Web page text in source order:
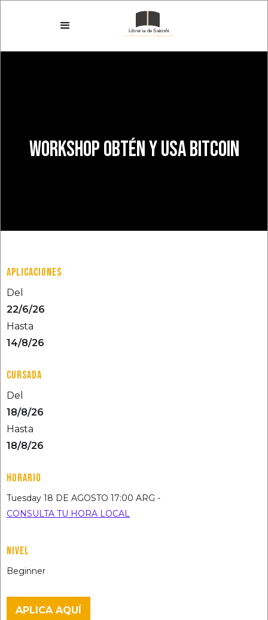
Workshop Obtén y usa Bitcoin
APLICACIONES
Del
22/6/26
Hasta
14/8/26
CURSADA
Del
18/8/26
Hasta
18/8/26
HORARIO
Tuesday 18 DE AGOSTO 17:00 ARG -
CONSULTA TU HORA LOCAL
NIVEL
Beginner
APLICA AQUÍ